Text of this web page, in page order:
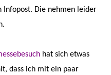
Infopost. Die nehmen leider
hat sich etwas
dass ich mit ein paar